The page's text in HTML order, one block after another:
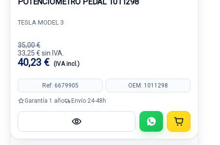
TESLA MODEL 3
35,00 €
33,25 € sin IVA.
40,23 € (IVA incl.)
Ref: 6679905 OEM: 1011298
Garantía 1 año Envío 24-48h